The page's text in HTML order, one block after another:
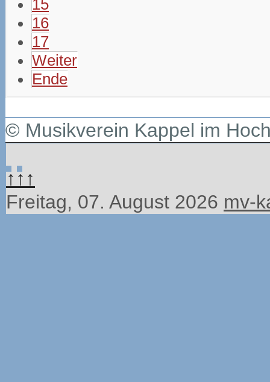
15
16
17
Weiter
Ende
© Musikverein Kappel im
↑↑↑
Freitag, 07. August 2026 mv-